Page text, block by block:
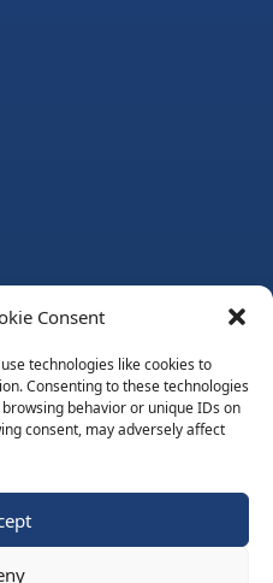
Consent
technologies like cookies to
Consenting to these technologies
behavior or unique IDs on
consent, may adversely affect